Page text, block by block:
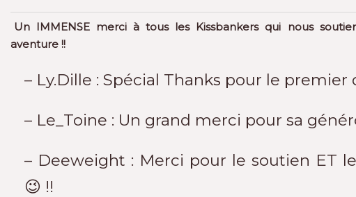
Un IMMENSE merci à tous les Kissbankers qui nous
aventure !!
– Ly.Dille : Spécial Thanks pour le premier
– Le_Toine : Un grand merci pour sa
– Deeweight : Merci pour le soutien ET
😉 !!